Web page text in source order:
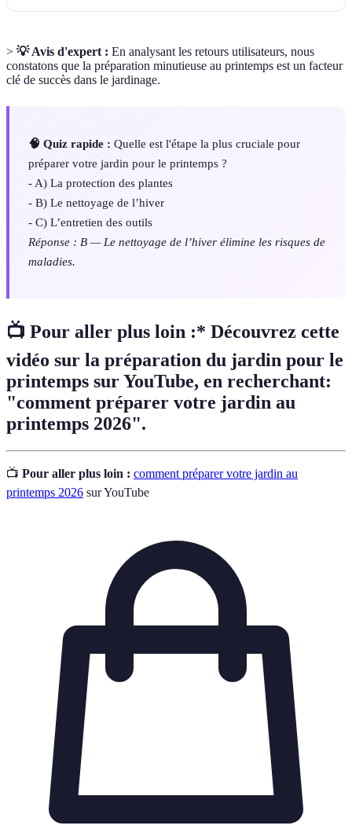
> 💡 Avis d'expert : En analysant les retours utilisateurs, nous
constatons que la préparation minutieuse au printemps est un facteur
clé de succès dans le jardinage.
🧠 Quiz rapide : Quelle est l'étape la plus cruciale pour
préparer votre jardin pour le printemps ?
- A) La protection des plantes
- B) Le nettoyage de l’hiver
- C) L’entretien des outils
Réponse : B — Le nettoyage de l’hiver élimine les risques de
maladies.
📺 Pour aller plus loin :* Découvrez cette
vidéo sur la préparation du jardin pour le
printemps sur YouTube, en recherchant:
"comment préparer votre jardin au
printemps 2026".
📺 Pour aller plus loin : comment préparer votre jardin au
printemps 2026 sur YouTube